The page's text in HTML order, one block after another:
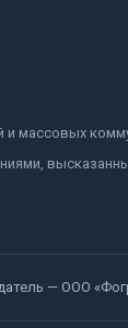
и массовых
— ООО